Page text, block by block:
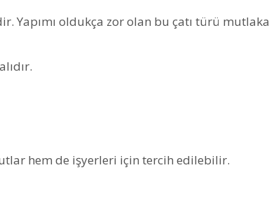
Yapımı oldukça zor olan bu çatı türü mutlaka
hem de işyerleri için tercih edilebilir.